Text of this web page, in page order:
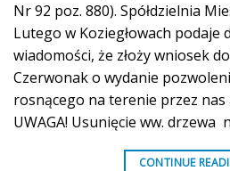
Nr 92 poz. 880). Spółdzielnia
Lutego w Koziegłowach podaje
wiadomości, że złoży wniosek
Czerwonak o wydanie
rosnącego na terenie przez
UWAGA! Usunięcie ww. drzewa
CONTINUE